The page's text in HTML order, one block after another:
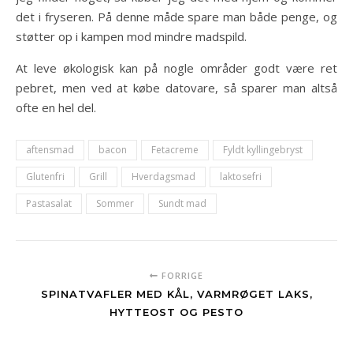
det i fryseren. På denne måde spare man både penge, og
støtter op i kampen mod mindre madspild.
At leve økologisk kan på nogle områder godt være ret
pebret, men ved at købe datovare, så sparer man altså
ofte en hel del.
aftensmad bacon Fetacreme
Fyldt kyllingebryst
Glutenfri
Grill Hverdagsmad
laktosefri
Pastasalat
Sommer Sundt mad
FORRIGE
SPINATVAFLER MED KÅL, VARMRØGET LAKS,
HYTTEOST OG PESTO